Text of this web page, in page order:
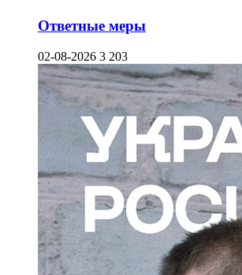
Ответные меры
02-08-2026 3 203